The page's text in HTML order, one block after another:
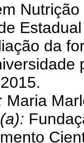
da
2015.
Maria